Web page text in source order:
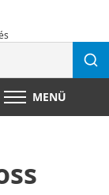
MENÜ